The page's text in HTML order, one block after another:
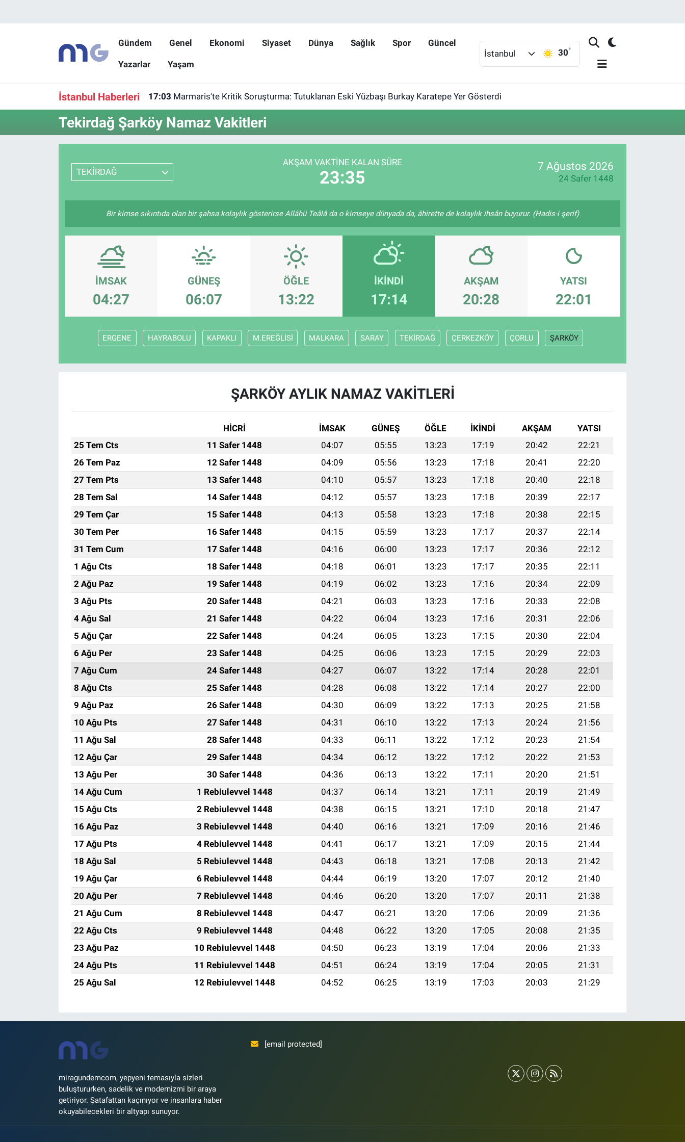
Gündem Genel Ekonomi Siyaset Dünya Sağlık Spor Güncel
Yazarlar Yaşam
İstanbul 30°
İstanbul Haberleri 17:03 Marmaris'te Kritik Soruşturma: Tutuklanan Eski Yüzbaşı Burkay Karatepe Yer Gösterdi
Tekirdağ Şarköy Namaz Vakitleri
TEKİRDAĞ
AKŞAM VAKTINE KALAN SÜRE
23:35
7 Ağustos 2026
24 Safer 1448
Bir kimse sıkıntıda olan bir şahsa kolaylık gösterirse Allâhü Teâlâ da o kimseye dünyada da, âhirette de kolaylık ihsân buyurur. (Hadis-i şerif)
İMSAK
04:27
GÜNEŞ
06:07
ÖĞLE
13:22
İKINDI
17:14
AKŞAM
20:28
YATSI
22:01
ERGENE HAYRABOLU KAPAKLI M.EREĞLİSİ MALKARA SARAY TEKİRDAĞ ÇERKEZKÖY ÇORLU ŞARKÖY
ŞARKÖY AYLIK NAMAZ VAKITLERI
HİCRİ İMSAK GÜNEŞ ÖĞLE İKINDI AKŞAM
YATSI
25 Tem Cts
11 Safer 1448 04:07 05:55 13:23 17:19 20:42
22:21
26 Tem Paz
12 Safer 1448 04:09 05:56 13:23 17:18 20:41
22:20
27 Tem Pts
13 Safer 1448 04:10 05:57 13:23 17:18 20:40
22:18
28 Tem Sal
14 Safer 1448 04:12 05:57 13:23 17:18 20:39
22:17
29 Tem Çar
15 Safer 1448 04:13 05:58 13:23 17:18 20:38
22:15
30 Tem Per
16 Safer 1448 04:15 05:59 13:23 17:17 20:37
22:14
31 Tem Cum
17 Safer 1448 04:16 06:00 13:23 17:17 20:36
22:12
1 Ağu Cts
18 Safer 1448 04:18 06:01 13:23 17:17 20:35
22:11
2 Ağu Paz
19 Safer 1448 04:19 06:02 13:23 17:16 20:34
22:09
3 Ağu Pts
20 Safer 1448 04:21 06:03 13:23 17:16 20:33
22:08
4 Ağu Sal
21 Safer 1448 04:22 06:04 13:23 17:16 20:31
22:06
5 Ağu Çar
22 Safer 1448 04:24 06:05 13:23 17:15 20:30
22:04
6 Ağu Per
23 Safer 1448 04:25 06:06 13:23 17:15 20:29
22:03
7 Ağu Cum
24 Safer 1448 04:27 06:07 13:22 17:14 20:28
22:01
8 Ağu Cts
25 Safer 1448 04:28 06:08 13:22 17:14 20:27
22:00
9 Ağu Paz
26 Safer 1448 04:30 06:09 13:22 17:13 20:25
21:58
10 Ağu Pts
27 Safer 1448 04:31 06:10 13:22 17:13 20:24
21:56
11 Ağu Sal
28 Safer 1448 04:33 06:11 13:22 17:12 20:23
21:54
12 Ağu Çar
29 Safer 1448 04:34 06:12 13:22 17:12 20:22
21:53
13 Ağu Per
30 Safer 1448 04:36 06:13 13:22 17:11 20:20
21:51
14 Ağu Cum
1 Rebiulevvel 1448 04:37 06:14 13:21 17:11 20:19
21:49
15 Ağu Cts
2 Rebiulevvel 1448 04:38 06:15 13:21 17:10 20:18
21:47
16 Ağu Paz
3 Rebiulevvel 1448 04:40 06:16 13:21 17:09 20:16
21:46
17 Ağu Pts
4 Rebiulevvel 1448 04:41 06:17 13:21 17:09 20:15
21:44
18 Ağu Sal
5 Rebiulevvel 1448 04:43 06:18 13:21 17:08 20:13
21:42
19 Ağu Çar
6 Rebiulevvel 1448 04:44 06:19 13:20 17:07 20:12
21:40
20 Ağu Per
7 Rebiulevvel 1448 04:46 06:20 13:20 17:07 20:11
21:38
21 Ağu Cum
8 Rebiulevvel 1448 04:47 06:21 13:20 17:06 20:09
21:36
22 Ağu Cts
9 Rebiulevvel 1448 04:48 06:22 13:20 17:05 20:08
21:35
23 Ağu Paz
10 Rebiulevvel 1448 04:50 06:23 13:19 17:04 20:06
21:33
24 Ağu Pts
11 Rebiulevvel 1448 04:51 06:24 13:19 17:04 20:05
21:31
25 Ağu Sal
12 Rebiulevvel 1448 04:52 06:25 13:19 17:03 20:03 21:29
miragundemcom, yepyeni temasıyla sizleri
buluştururken, sadelik ve modernizmi bir araya
getiriyor. Şatafattan kaçınıyor ve insanlara haber
okuyabilecekleri bir altyapı sunuyor.
[email protected]
Hava Durumu
İstanbul Namaz Vakitleri
Trafik Durumu
Süper Lig Puan Durumu ve Fikstür
Tüm Manşetler